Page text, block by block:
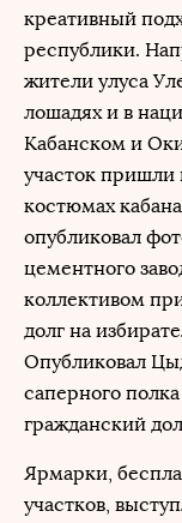
креативный
республики.
жители улуса
лошадях и в
Кабанском и
участок пришли
костюмах
опубликовал
цементного
коллективом
долг на
Опубликовал
саперного
гражданский
Ярмарки,
участков,